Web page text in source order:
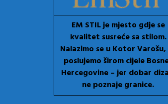
EM STIL je mjesto gdje se
kvalitet susreće sa stilom.
Nalazimo se u Kotor
poslujemo širom cijele
Hercegovine – jer dobar
ne poznaje granice.